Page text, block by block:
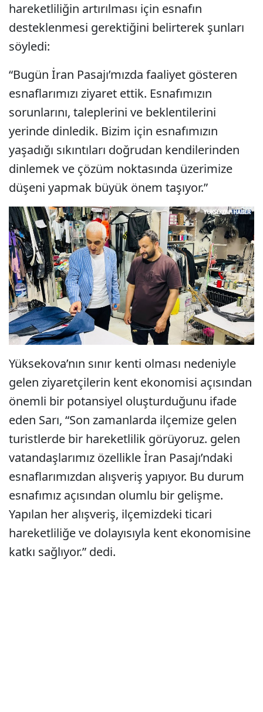
hareketliliğin artırılması için esnafın
desteklenmesi gerektiğini belirterek şunları
söyledi:
“Bugün İran Pasajı’mızda faaliyet gösteren
esnaflarımızı ziyaret ettik. Esnafımızın
sorunlarını, taleplerini ve beklentilerini
yerinde dinledik. Bizim için esnafımızın
yaşadığı sıkıntıları doğrudan kendilerinden
dinlemek ve çözüm noktasında üzerimize
düşeni yapmak büyük önem taşıyor.”
Yüksekova’nın sınır kenti olması nedeniyle
gelen ziyaretçilerin kent ekonomisi açısından
önemli bir potansiyel oluşturduğunu ifade
eden Sarı, “Son zamanlarda ilçemize gelen
turistlerde bir hareketlilik görüyoruz. gelen
vatandaşlarımız özellikle İran Pasajı’ndaki
esnaflarımızdan alışveriş yapıyor. Bu durum
esnafımız açısından olumlu bir gelişme.
Yapılan her alışveriş, ilçemizdeki ticari
hareketliliğe ve dolayısıyla kent ekonomisine
katkı sağlıyor.” dedi.